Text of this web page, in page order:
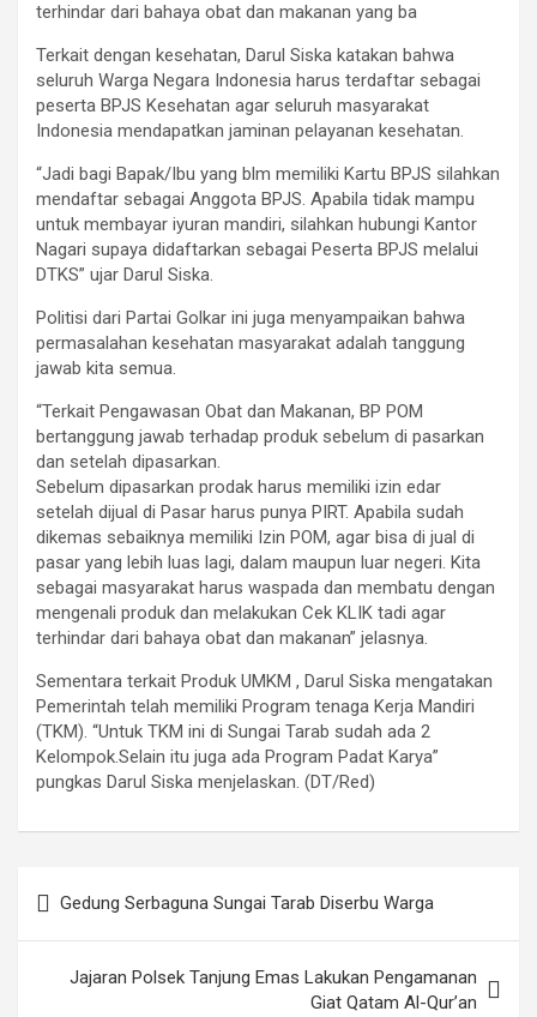
terhindar dari bahaya obat dan makanan yang ba
Terkait dengan kesehatan, Darul Siska katakan bahwa
seluruh Warga Negara Indonesia harus terdaftar sebagai
peserta BPJS Kesehatan agar seluruh masyarakat
Indonesia mendapatkan jaminan pelayanan kesehatan.
“Jadi bagi Bapak/Ibu yang blm memiliki Kartu BPJS silahkan
mendaftar sebagai Anggota BPJS. Apabila tidak mampu
untuk membayar iyuran mandiri, silahkan hubungi Kantor
Nagari supaya didaftarkan sebagai Peserta BPJS melalui
DTKS” ujar Darul Siska.
Politisi dari Partai Golkar ini juga menyampaikan bahwa
permasalahan kesehatan masyarakat adalah tanggung
jawab kita semua.
“Terkait Pengawasan Obat dan Makanan, BP POM
bertanggung jawab terhadap produk sebelum di pasarkan
dan setelah dipasarkan.
Sebelum dipasarkan prodak harus memiliki izin edar
setelah dijual di Pasar harus punya PIRT. Apabila sudah
dikemas sebaiknya memiliki Izin POM, agar bisa di jual di
pasar yang lebih luas lagi, dalam maupun luar negeri. Kita
sebagai masyarakat harus waspada dan membatu dengan
mengenali produk dan melakukan Cek KLIK tadi agar
terhindar dari bahaya obat dan makanan” jelasnya.
Sementara terkait Produk UMKM , Darul Siska mengatakan
Pemerintah telah memiliki Program tenaga Kerja Mandiri
(TKM). “Untuk TKM ini di Sungai Tarab sudah ada 2
Kelompok.Selain itu juga ada Program Padat Karya”
pungkas Darul Siska menjelaskan. (DT/Red)
navigation
Gedung Serbaguna Sungai Tarab Diserbu Warga
Jajaran Polsek Tanjung Emas Lakukan Pengamanan
Giat Qatam Al-Qur’an